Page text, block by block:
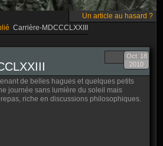
Un article au hasard ?
Carrière-MDCCCLXXIII
18
Oct
2010
de belles hagues et quelques petits
journée sans lumière du soleil mais
riche en discussions philosophiques.